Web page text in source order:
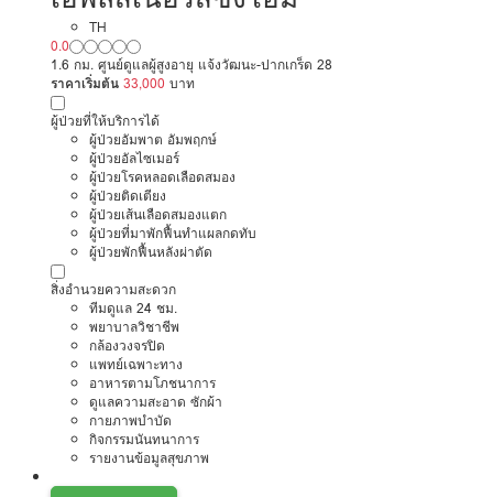
TH
0.0
1.6 กม. ศูนย์ดูแลผู้สูงอายุ แจ้งวัฒนะ-ปากเกร็ด 28
ราคาเริ่มต้น 33,000 บาท
ผู้ป่วยที่ให้บริการได้
ผู้ป่วยอัมพาต อัมพฤกษ์
ผู้ป่วยอัลไซเมอร์
ผู้ป่วยโรคหลอดเลือดสมอง
ผู้ป่วยติดเตียง
ผู้ป่วยเส้นเลือดสมองแตก
ผู้ป่วยที่มาพักฟื้นทำแผลกดทับ
ผู้ป่วยพักฟื้นหลังผ่าตัด
สิ่งอำนวยความสะดวก
ทีมดูแล 24 ชม.
พยาบาลวิชาชีพ
กล้องวงจรปิด
แพทย์เฉพาะทาง
อาหารตามโภชนาการ
ดูแลความสะอาด ซักผ้า
กายภาพบำบัด
กิจกรรมนันทนาการ
รายงานข้อมูลสุขภาพ